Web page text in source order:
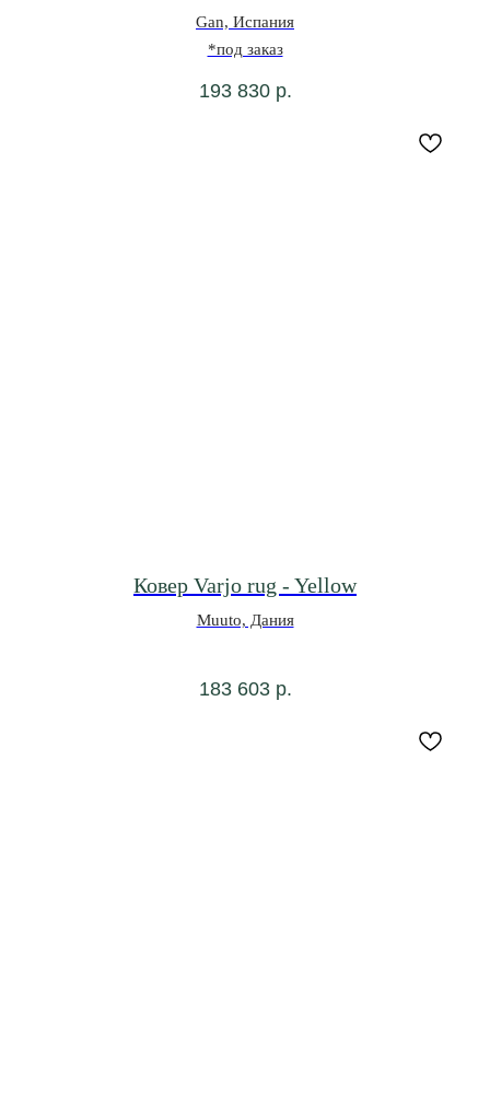
Gan, Испания
*под заказ
193 830 р.
Ковер Varjo rug - Yellow
Muuto, Дания
183 603 р.